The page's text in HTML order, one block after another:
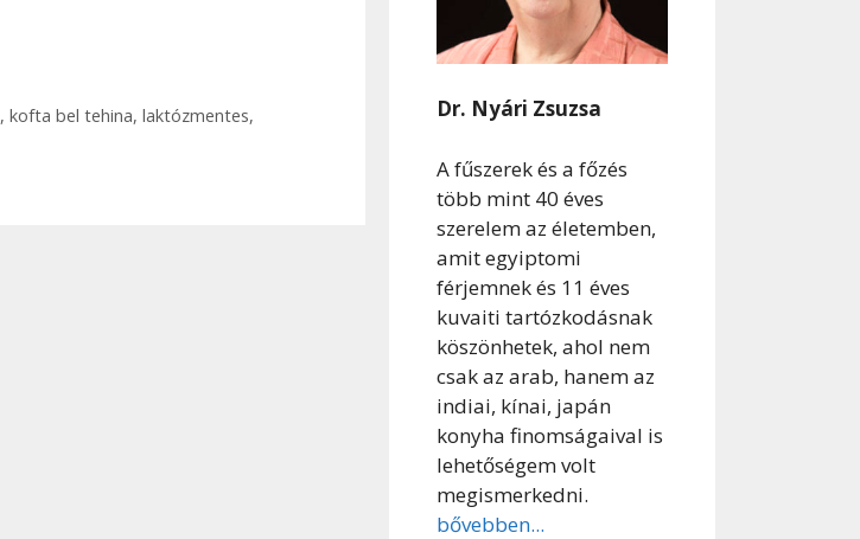
, kofta bel tehina, laktózmentes,
Dr. Nyári Zsuzsa
A fűszerek és a főzés
több mint 40 éves
szerelem az életemben,
amit egyiptomi
férjemnek és 11 éves
kuvaiti tartózkodásnak
köszönhetek, ahol nem
csak az arab, hanem az
indiai, kínai, japán
konyha finomságaival is
lehetőségem volt
megismerkedni.
bővebben...